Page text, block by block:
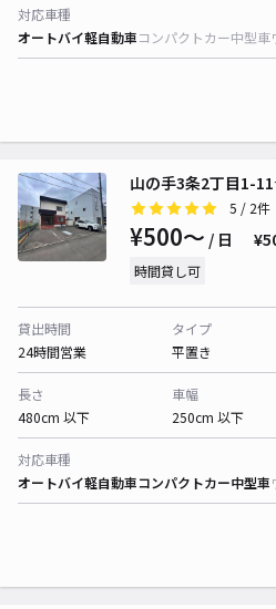
対応車種
オートバイ軽自動車コンパクトカー中型車
山の手3条2丁目1-
5 / 2件
¥500〜 / 日
時間貸し可
貸出時間
24時間営業
タイプ
平置き
長さ
480cm 以下
車幅
250cm 以下
対応車種
オートバイ軽自動車コンパクトカー中型車